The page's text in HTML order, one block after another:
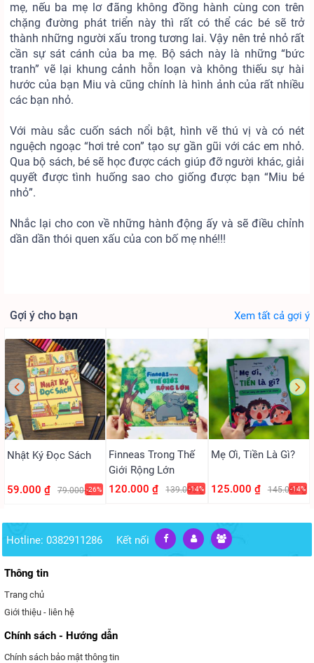
mẹ, nếu ba mẹ lơ đãng không đồng hành cùng con trên
chặng đường phát triển này thì rất có thể các bé sẽ trở
thành những người xấu trong tương lai. Vậy nên trẻ nhỏ rất
cần sự sát cánh của ba mẹ. Bộ sách này là những “bức
tranh” vẽ lại khung cảnh hỗn loạn và không thiếu sự hài
hước của bạn Miu và cũng chính là hình ảnh của rất nhiều
các bạn nhỏ.
Với màu sắc cuốn sách nổi bật, hình vẽ thú vị và có nét
nguệch ngoạc “hơi trẻ con” tạo sự gần gũi với các em nhỏ.
Qua bộ sách, bé sẽ học được cách giúp đỡ người khác, giải
quyết được tình huống sao cho giống được bạn “Miu bé
nhỏ”.
Nhắc lại cho con về những hành động ấy và sẽ điều chỉnh
dần dần thói quen xấu của con bố mẹ nhé!!!
Gợi ý cho bạn Xem tất cả gợi ý
Nhật Ký Đọc Sách
59.000 ₫ 79.000 ₫-26%
Finneas Trong Thế
Giới Rộng Lớn
120.000 ₫
139.000 ₫
-14%
Mẹ Ơi, Tiền Là Gì?
125.000 ₫ 145.000 ₫
-14%
Hotline: 0382911286 Kết nối
Thông tin
Trang chủ
Giới thiệu - liên hệ
Chính sách - Hướng dẫn
Chính sách bảo mật thông tin